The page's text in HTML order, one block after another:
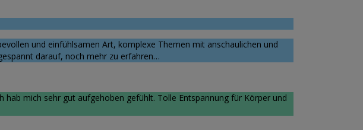
und einfühlsamen Art, komplexe Themen mit anschaulichen und
darauf, noch mehr zu erfahren…
hab mich sehr gut aufgehoben gefühlt. Tolle Entspannung für Körper und